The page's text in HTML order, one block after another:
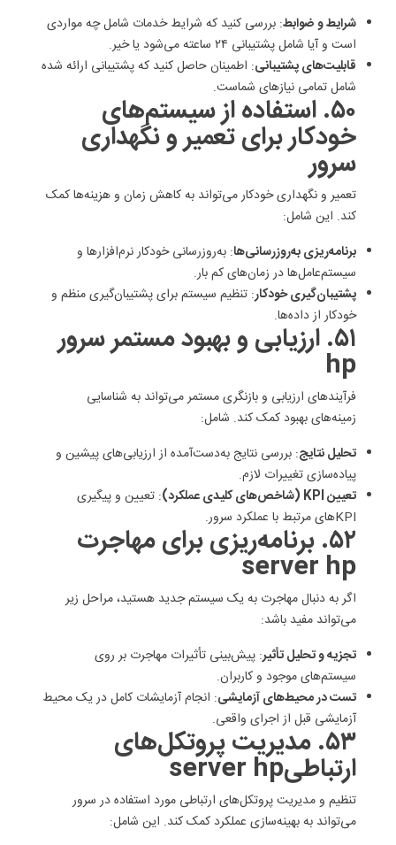
شرایط و ضوابط: بررسی کنید که شرایط خدمات شامل چه مواردی
است و آیا شامل پشتیبانی ۲۴ ساعته می‌شود یا خیر.
قابلیت‌های پشتیبانی: اطمینان حاصل کنید که پشتیبانی ارائه شده
شامل تمامی نیازهای شماست.
۵۰. استفاده از سیستم‌های
خودکار برای تعمیر و نگهداری
سرور
تعمیر و نگهداری خودکار می‌تواند به کاهش زمان و هزینه‌ها کمک
کند. این شامل:
برنامه‌ریزی به‌روزرسانی‌ها: به‌روزرسانی خودکار نرم‌افزارها و
سیستم‌عامل‌ها در زمان‌های کم بار.
پشتیبان‌گیری خودکار: تنظیم سیستم برای پشتیبان‌گیری منظم و
خودکار از داده‌ها.
۵۱. ارزیابی و بهبود مستمر سرور
hp
فرآیندهای ارزیابی و بازنگری مستمر می‌تواند به شناسایی
زمینه‌های بهبود کمک کند. شامل:
تحلیل نتایج: بررسی نتایج به‌دست‌آمده از ارزیابی‌های پیشین و
پیاده‌سازی تغییرات لازم.
تعیین KPI (شاخص‌های کلیدی عملکرد)
: تعیین و پیگیری
KPI‌های مرتبط با عملکرد سرور.
۵۲. برنامه‌ریزی برای مهاجرت
server hp
اگر به دنبال مهاجرت به یک سیستم جدید هستید، مراحل زیر
می‌تواند مفید باشد:
تجزیه و تحلیل تأثیر: پیش‌بینی تأثیرات مهاجرت بر روی
سیستم‌های موجود و کاربران.
تست در محیط‌های آزمایشی: انجام آزمایشات کامل در یک محیط
آزمایشی قبل از اجرای واقعی.
۵۳. مدیریت پروتکل‌های
ارتباطیserver hp
تنظیم و مدیریت پروتکل‌های ارتباطی مورد استفاده در سرور
می‌تواند به بهینه‌سازی عملکرد کمک کند. این شامل: